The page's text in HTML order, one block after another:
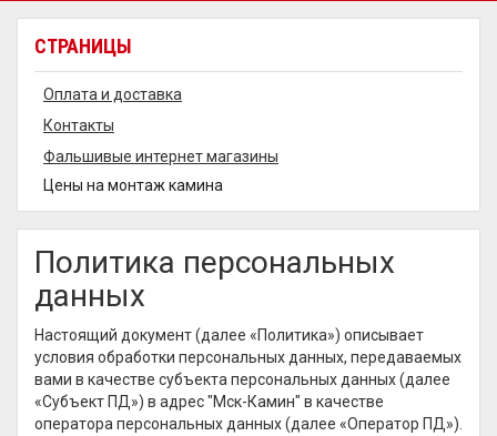
СТРАНИЦЫ
Оплата и доставка
Контакты
Фальшивые интернет магазины
Цены на монтаж камина
Политика персональных
данных
Настоящий документ (далее «Политика») описывает
условия обработки персональных данных, передаваемых
вами в качестве субъекта персональных данных (далее
«Субъект ПД») в адрес "Мск-Камин" в качестве
оператора персональных данных (далее «Оператор ПД»).